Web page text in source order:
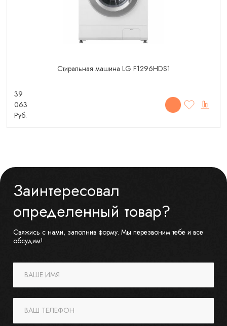
Cтиральная машина LG F1296HDS1
39
063
Руб.
Заинтересовал
определенный товар?
Свяжись с нами, заполнив форму. Мы перезвоним тебе и все
обсудим!
ВАШЕ ИМЯ
ВАШ ТЕЛЕФОН